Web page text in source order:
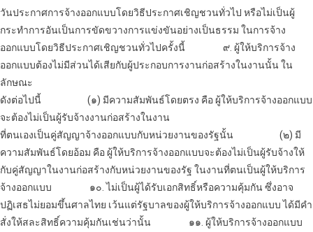
วันประกาศการจ้างออกแบบโดยวิธีประกาศเชิญชวนทั่วไป หรือไม่เป็นผู้
กระทำการอันเป็นการขัดขวางการแข่งขันอย่างเป็นธรรม ในการจ้าง
ออกแบบโดยวิธีประกาศเชิญชวนทั่วไปครั้งนี้ ๙. ผู้ให้บริการจ้าง
ออกแบบต้องไม่มีส่วนได้เสียกับผู้ประกอบการงานก่อสร้างในงานนั้น ใน
ลักษณะ
ดังต่อไปนี้
(๑) มีความสัมพันธ์โดยตรง คือ ผู้ให้บริการจ้างออกแบบ
จะต้องไม่เป็นผู้รับจ้างงานก่อสร้างในงาน
ที่ตนเองเป็นคู่สัญญาจ้างออกแบบกับหน่วยงานของรัฐนั้น
(๒) มี
ความสัมพันธ์โดยอ้อม คือ ผู้ให้บริการจ้างออกแบบจะต้องไม่เป็นผู้รับจ้างให้
กับคู่สัญญาในงานก่อสร้างกับหน่วยงานของรัฐ ในงานที่ตนเป็นผู้ให้บริการ
จ้างออกแบบ
๑๐. ไม่เป็นผู้ได้รับเอกสิทธิ์หรือความคุ้มกัน ซึ่งอาจ
ปฏิเสธไม่ยอมขึ้นศาลไทย เว้นแต่รัฐบาลของผู้ให้บริการจ้างออกแบบได้มีคำ
สั่งให้สละสิทธิ์ความคุ้มกันเช่นว่านั้น
๑๑. ผู้ให้บริการจ้างออกแบบ